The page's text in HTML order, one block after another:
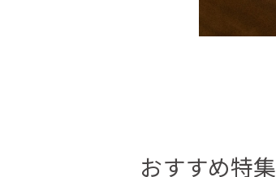
おすすめ特集